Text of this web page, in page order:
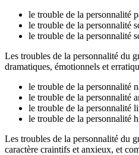
le trouble de la personnalité
le trouble de la personnalité
le trouble de la personnalité
Les troubles de la personnalité du
dramatiques, émotionnels et
le trouble de la personnalité
le trouble de la personnalité
le trouble de la personnalité
le trouble de la personnalité
Les troubles de la personnalité du
caractère craintifs et anxieux, et